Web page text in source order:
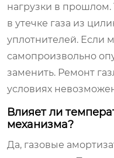
нагрузки в
в утечке газа из
уплотнителей. Если
самопроизвольно
заменить. Ремонт
условиях
Влияет ли
механизма?
Да, газовые